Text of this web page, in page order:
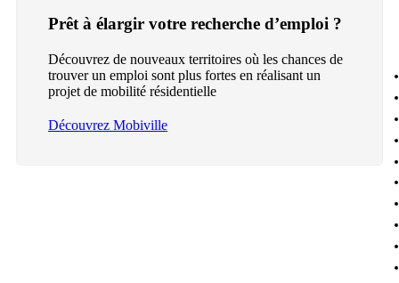
Prêt à élargir votre recherche d’emploi ?
Découvrez de nouveaux territoires où les chances de
trouver un emploi sont plus fortes en réalisant un
projet de mobilité résidentielle
Découvrez Mobiville